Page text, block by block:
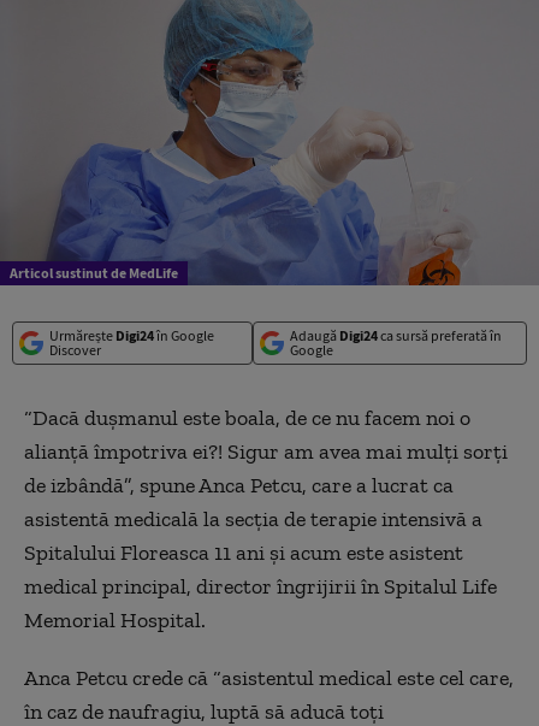
Articol sustinut de MedLife
Urmărește Digi24în Google
Discover
Adaugă Digi24ca sursă preferată în
Google
“Dacă dușmanul este boala, de ce nu facem noi o
alianță împotriva ei?! Sigur am avea mai mulți sorți
de izbândă”, spune Anca Petcu, care a lucrat ca
asistentă medicală la secția de terapie intensivă a
Spitalului Floreasca 11 ani și acum este asistent
medical principal, director îngrijirii în Spitalul Life
Memorial Hospital.
Anca Petcu crede că “asistentul medical este cel care,
în caz de naufragiu, luptă să aducă toți